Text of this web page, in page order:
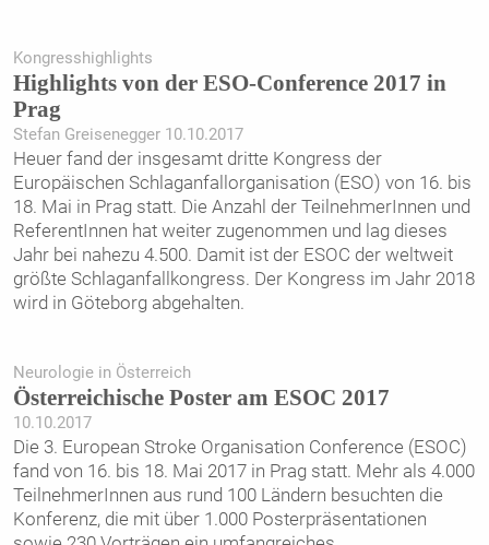
Kongresshighlights
Highlights von der ESO-Conference 2017 in
Prag
Stefan Greisenegger 10.10.2017
Heuer fand der insgesamt dritte Kongress der
Europäischen Schlaganfallorganisation (ESO) von 16. bis
18. Mai in Prag statt. Die Anzahl der TeilnehmerInnen und
ReferentInnen hat weiter zugenommen und lag dieses
Jahr bei nahezu 4.500. Damit ist der ESOC der weltweit
größte Schlaganfallkongress. Der Kongress im Jahr 2018
wird in Göteborg abgehalten.
Neurologie in Österreich
Österreichische Poster am ESOC 2017
10.10.2017
Die 3. European Stroke Organisation Conference (ESOC)
fand von 16. bis 18. Mai 2017 in Prag statt. Mehr als 4.000
TeilnehmerInnen aus rund 100 Ländern besuchten die
Konferenz, die mit über 1.000 Posterpräsentationen